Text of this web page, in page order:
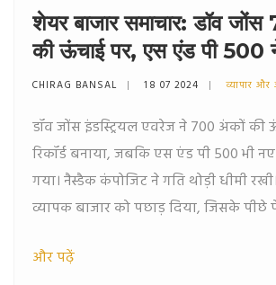
शेयर बाजार समाचार: डॉव
की ऊंचाई पर, एस एंड पी 500
रिकॉर्ड
CHIRAG BANSAL 18 07 2024 व्यापार और
डॉव जोंस इंडस्ट्रियल एवरेज ने 700 अंकों की
रिकॉर्ड बनाया, जबकि एस एंड पी 500 भी
गया। नैस्डैक कंपोजिट ने गति थोड़ी धीमी
व्यापक बाजार को पछाड़ दिया, जिसके पीछे
और पढ़ें